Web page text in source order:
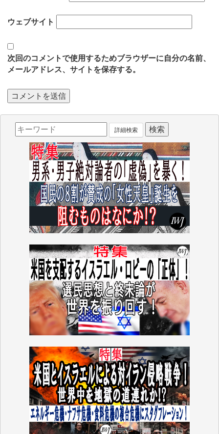
ウェブサイト
次回のコメントで使用するためブラウザーに自分の名前、
メールアドレス、サイトを保存する。
詳細検索